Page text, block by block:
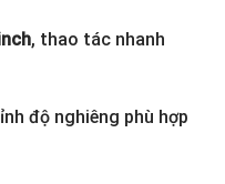
, thao tác nhanh
độ nghiêng phù hợp